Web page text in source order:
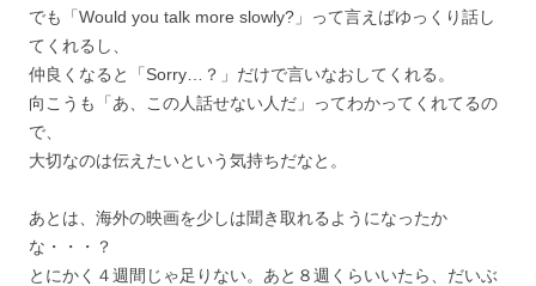
でも「Would you talk more slowly?」って言えばゆっくり話し
てくれるし、
仲良くなると「Sorry…？」だけで言いなおしてくれる。
向こうも「あ、この人話せない人だ」ってわかってくれてるの
で、
大切なのは伝えたいという気持ちだなと。
あとは、海外の映画を少しは聞き取れるようになったか
な・・・？
とにかく４週間じゃ足りない。あと８週くらいいたら、だいぶ